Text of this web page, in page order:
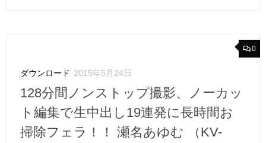
0
ダウンロード 2015年5月24日
128分間ノンストップ撮影、ノーカッ
ト編集で生中出し19連発に長時間お
掃除フェラ！！ 瀬名あゆむ （KV-